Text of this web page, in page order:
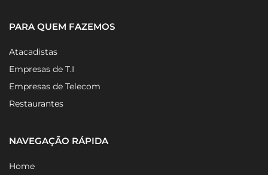
PARA QUEM FAZEMOS
Atacadistas
Empresas de T.I
Empresas de Telecom
NAVEGAÇÃO RÁPIDA